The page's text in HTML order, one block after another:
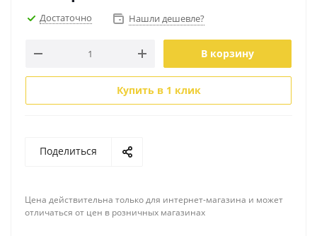
Достаточно Нашли дешевле?
В корзину
Купить в 1 клик
Поделиться
Цена действительна только для интернет-магазина и может
отличаться от цен в розничных магазинах